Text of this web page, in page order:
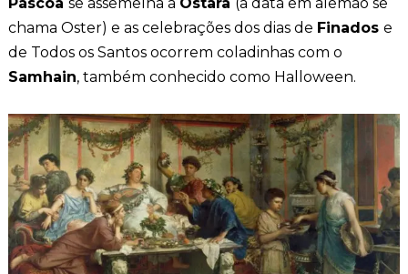
chama Oster) e as celebrações dos dias de Finados e
de Todos os Santos ocorrem coladinhas com o
Samhain, também conhecido como Halloween.